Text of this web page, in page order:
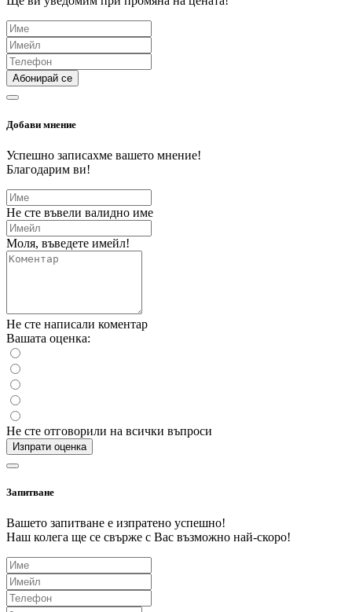
Абонирай се
Добави мнение
Успешно записахме вашето мнение!
Благодарим ви!
Не сте въвели валидно име
Моля, въведете имейл!
Не сте написали коментар
Вашата оценка:
Не сте отговорили на всички въпроси
Изпрати оценка
Запитване
Вашето запитване е изпратено успешно!
Наш колега ще се свърже с Вас възможно най-скоро!